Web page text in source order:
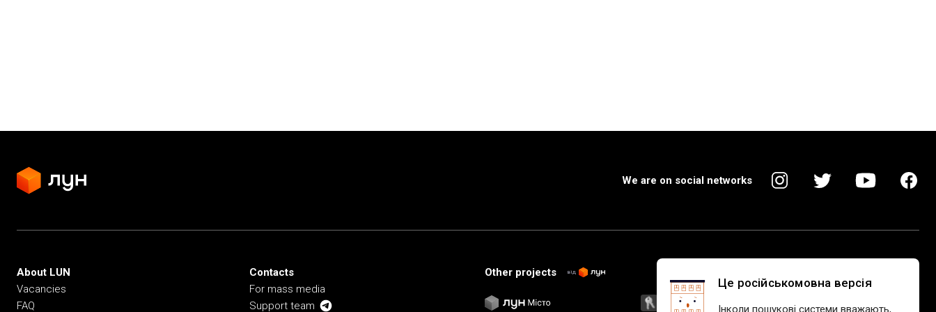
We are on social networks
About LUN
Vacancies
FAQ
Contacts
For mass media
Support team
Other projects від
Це російськомовна версія
Інколи пошукові системи вважають,